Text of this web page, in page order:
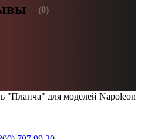
(0)
"Планча" для моделей Napoleon